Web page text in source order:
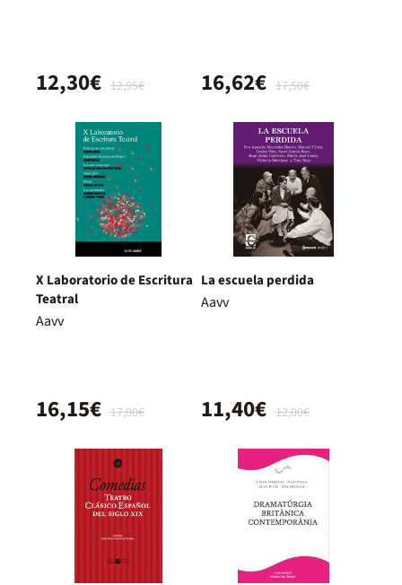
12,95€
12,30€ 17,50€
16,62€
X Laboratorio de Escritura
Teatral
Aavv
17,00€
16,15€
La escuela perdida
Aavv
12,00€
11,40€